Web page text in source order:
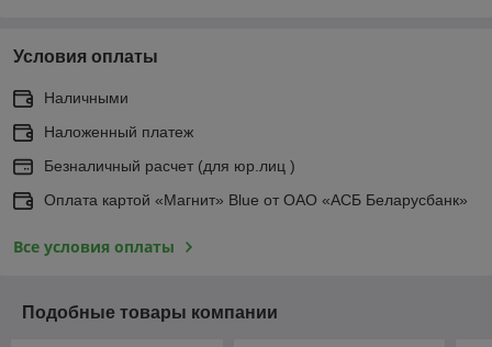
Условия оплаты
Наличными
Наложенный платеж
Безналичный расчет (для юр.лиц )
Оплата картой «Магнит» Blue от ОАО «АСБ Беларусбанк»
Все условия оплаты
Подобные товары компании